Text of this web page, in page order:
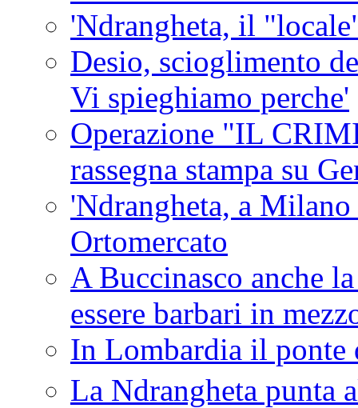
'Ndrangheta, il
Desio, scioglimento
Vi spieghiamo perche'
Operazione "IL
rassegna stampa su
'Ndrangheta, a Milano
Ortomercato
A Buccinasco anche
essere barbari in
In Lombardia il ponte
La Ndrangheta